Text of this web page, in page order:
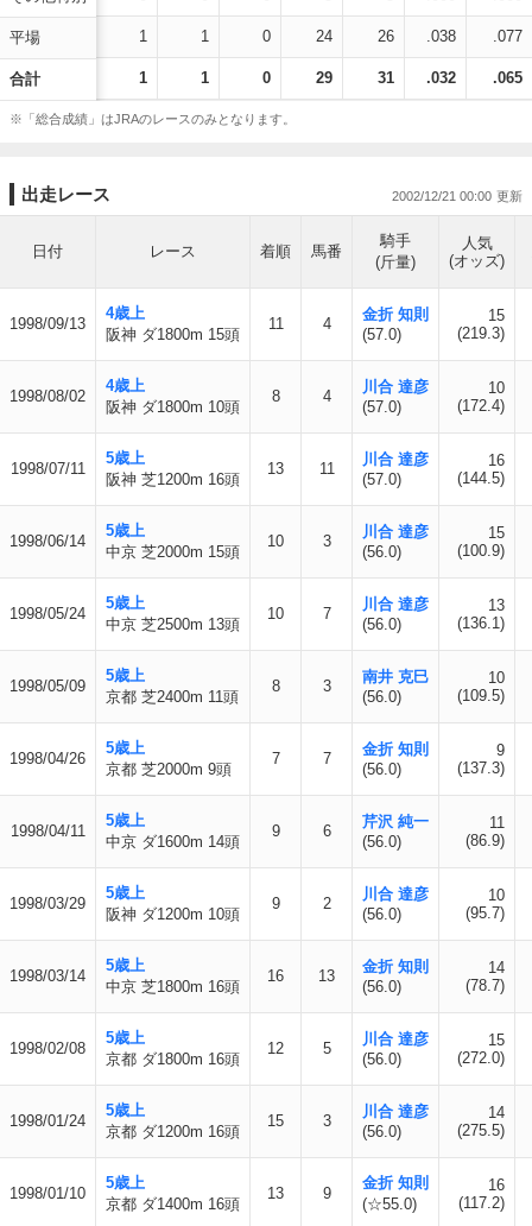
平場
合計
1 1 0 24 26 .038 .077
1 1 0 29 31 .032 .065
※「総合成績」はJRAのレースのみとなります。
出走レース 2002/12/21 00:00
日付 レース 着順 馬番
騎手
(斤量)
人気
(オッズ)
1998/09/13
4歳上
阪神 ダ1800m 15頭
11 4
金折 知則
(57.0)
15
(219.3)
1998/08/02
4歳上
阪神 ダ1800m 10頭
8 4
川合 達彦
(57.0)
10
(172.4)
1998/07/11
5歳上
阪神 芝1200m 16頭
13 11
川合 達彦
(57.0)
16
(144.5)
1998/06/14
5歳上
中京 芝2000m 15頭
10 3
川合 達彦
(56.0)
15
(100.9)
1998/05/24
5歳上
中京 芝2500m 13頭
10 7
川合 達彦
(56.0)
13
(136.1)
1998/05/09
5歳上
京都 芝2400m 11頭
8 3
南井 克巳
(56.0)
10
(109.5)
1998/04/26
5歳上
京都 芝2000m 9頭
7 7
金折 知則
(56.0)
9
(137.3)
1998/04/11
5歳上
中京 ダ1600m 14頭
9 6
芹沢 純一
(56.0)
11
(86.9)
1998/03/29
5歳上
阪神 ダ1200m 10頭
9 2
川合 達彦
(56.0)
10
(95.7)
1998/03/14
5歳上
中京 芝1800m 16頭
16 13
金折 知則
(56.0)
14
(78.7)
1998/02/08
5歳上
京都 ダ1800m 16頭
12 5
川合 達彦
(56.0)
15
(272.0)
1998/01/24
5歳上
京都 ダ1200m 16頭
15 3
川合 達彦
(56.0)
14
(275.5)
1998/01/10
5歳上
京都 ダ1400m 16頭
13 9
金折 知則
(☆55.0)
16
(117.2)